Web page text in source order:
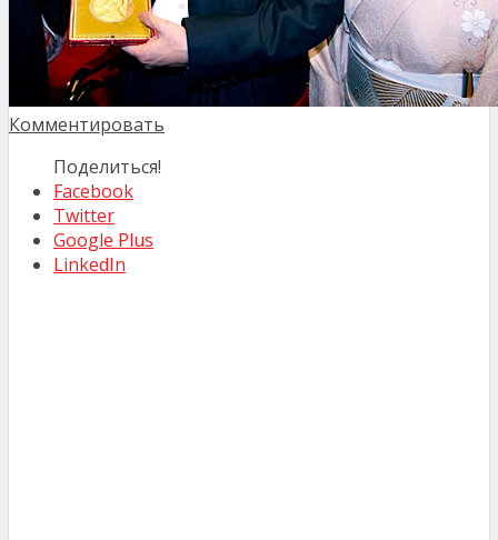
Комментировать
Поделиться!
Facebook
Twitter
Google Plus
LinkedIn